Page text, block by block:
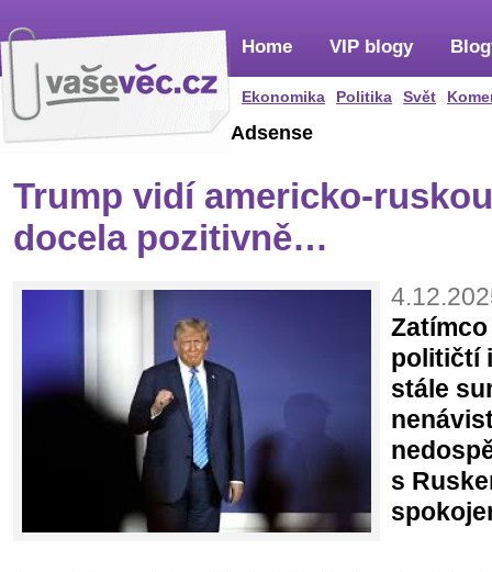
Home
Ekonomika Politika Svět
VIP blogy
Adsense
Trump vidí americko-
docela pozitivně…
političtí
stále
s